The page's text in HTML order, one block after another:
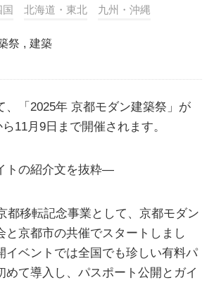
北海道・東北 九州・沖縄
祭 , 建築
、「2025年 京都モダン建築祭」が
11月9日まで開催されます。
トの紹介文を抜粋—
都移転記念事業として、京都モダン
と京都市の共催でスタートしまし
イベントでは全国でも珍しい有料パ
めて導入し、パスポート公開とガイ